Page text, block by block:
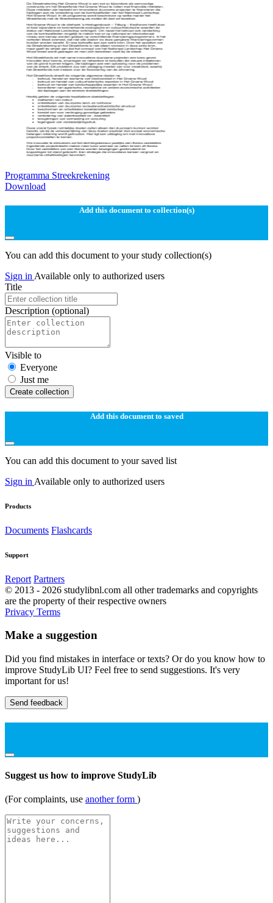
Programma Streekrekening
Download
Add this document to collection(s)
You can add this document to your study collection(s)
Sign in Available only to authorized users
Title
Description (optional)
Visible to
Everyone
Just me
Create collection
Add this document to saved
You can add this document to your saved list
Sign in Available only to authorized users
Products
Documents Flashcards
Support
Report Partners
© 2013 - 2026 studylibnl.com all other trademarks and copyrights
are the property of their respective owners
Privacy Terms
Make a suggestion
Did you find mistakes in interface or texts? Or do you know how to
improve StudyLib UI? Feel free to send suggestions. It's very
important for us!
Send feedback
Suggest us how to improve StudyLib
(For complaints, use another form )